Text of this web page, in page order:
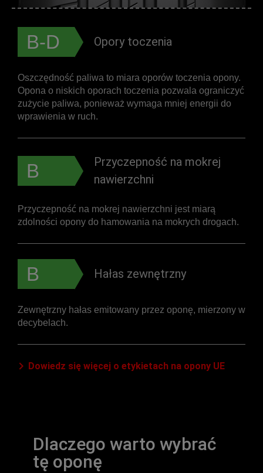
B-D Opory toczenia
Oszczędność paliwa to miara oporów toczenia opony.
Opona o niskich oporach toczenia pozwala ograniczyć
zużycie paliwa, ponieważ wymaga mniej energii do
wprawienia w ruch.
B
Przyczepność na mokrej
nawierzchni
Przyczepność na mokrej nawierzchni jest miarą
zdolności opony do hamowania na mokrych drogach.
B Hałas zewnętrzny
Zewnętrzny hałas emitowany przez oponę, mierzony w
decybelach.
Dowiedz się więcej o etykietach na opony UE
Dlaczego warto wybrać
tę oponę